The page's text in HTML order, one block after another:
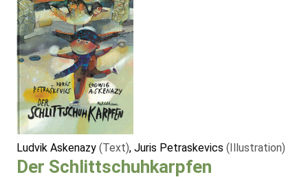
Ludvik Askenazy (Text), Juris Petraskevics (Illustration)
Der Schlittschuhkarpfen